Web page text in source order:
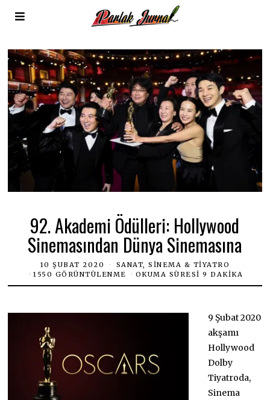
92. Akademi Ödülleri: Hollywood
Sinemasından Dünya Sinemasına
10 ŞUBAT 2020
SANAT, SINEMA & TIYATRO
1550 GÖRÜNTÜLENME
OKUMA SÜRESI 9 DAKIKA
9 Şubat 2020
akşamı
Hollywood
Dolby
Tiyatroda,
Sinema